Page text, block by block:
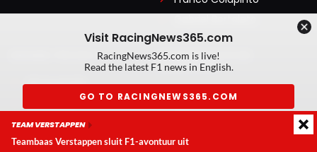
Gabriel Bortoleto
GP Australië
GP Japan
GP Miami
LEGENDARISCHE
COUREURS
Nico Rosberg
Alain Prost
Visit RacingNews365.com
RacingNews365.com is live!
Read the latest F1 news in English.
GO TO RACINGNEWS365.COM
TEAM VERSTAPPEN
Teambaas Verstappen sluit F1-avontuur uit